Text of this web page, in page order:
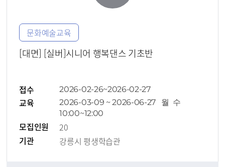
문화예술교육
[대면] [실버]시니어 행복댄스 기초반
접수 2026-02-26~2026-02-27
교육
2026-03-09 ~ 2026-06-27 월 수
10:00~12:00
모집인원
20
기관
강릉시 평생학습관